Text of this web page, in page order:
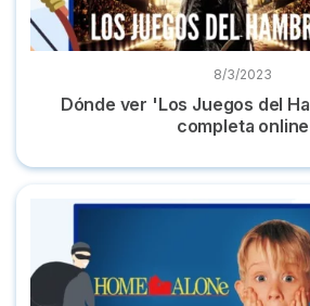
8/3/2023
Dónde ver 'Los Juegos del
completa online
Dónde ver 'Solo en casa' la película